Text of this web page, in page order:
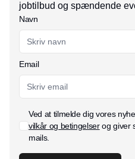
jobtilbud og spændende
Navn
Email
Ved at tilmelde dig vores
vilkår og betingelserog giver
mails.